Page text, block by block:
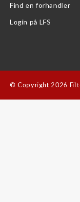
Find en forhandler
Login på LFS
© Copyright 2026